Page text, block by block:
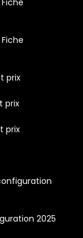
prix
prix
prix
2025